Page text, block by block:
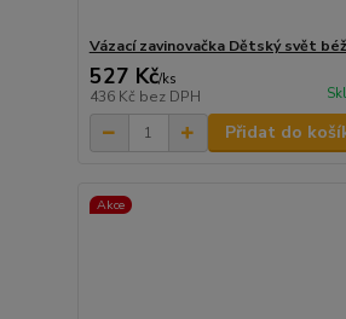
Vázací zavinovačka Dětský svět
527 Kč/ks
436 Kč bez DPH
Přidat do
Akce